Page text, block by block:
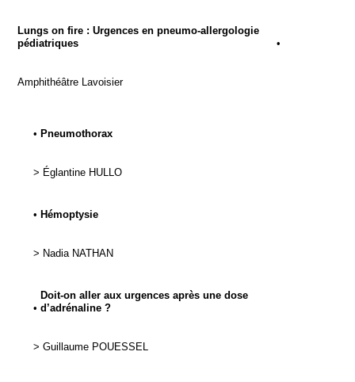
Lungs on fire : Urgences en pneumo-allergologie
pédiatriques
•
Amphithéâtre Lavoisier
• Pneumothorax
> Églantine HULLO
• Hémoptysie
> Nadia NATHAN
•
Doit-on aller aux urgences après une dose
d’adrénaline ?
> Guillaume POUESSEL